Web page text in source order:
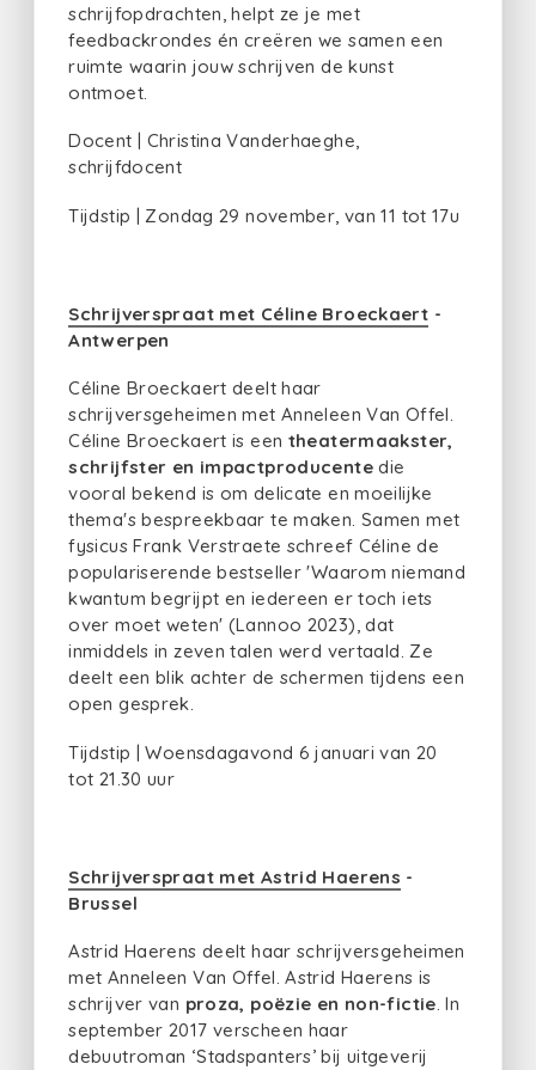
schrijfopdrachten, helpt ze je met
feedbackrondes én creëren we samen een
ruimte waarin jouw schrijven de kunst
ontmoet.
Docent | Christina Vanderhaeghe,
schrijfdocent
Tijdstip | Zondag 29 november, van 11 tot 17u
Schrijverspraat met Céline Broeckaert -
Antwerpen
Céline Broeckaert deelt haar
schrijversgeheimen met Anneleen Van Offel.
Céline Broeckaert is een theatermaakster,
schrijfster en impactproducentedie
vooral bekend is om delicate en moeilijke
thema's bespreekbaar te maken. Samen met
fysicus Frank Verstraete schreef Céline de
populariserende bestseller 'Waarom niemand
kwantum begrijpt en iedereen er toch iets
over moet weten' (Lannoo 2023), dat
inmiddels in zeven talen werd vertaald. Ze
deelt een blik achter de schermen tijdens een
open gesprek.
Tijdstip | Woensdagavond 6 januari van 20
tot 21.30 uur
Schrijverspraat met Astrid Haerens -
Brussel
Astrid Haerens deelt haar schrijversgeheimen
met Anneleen Van Offel. Astrid Haerens is
schrijver van proza, poëzie en non-fictie. In
september 2017 verscheen haar
debuutroman ‘Stadspanters’ bij uitgeverij